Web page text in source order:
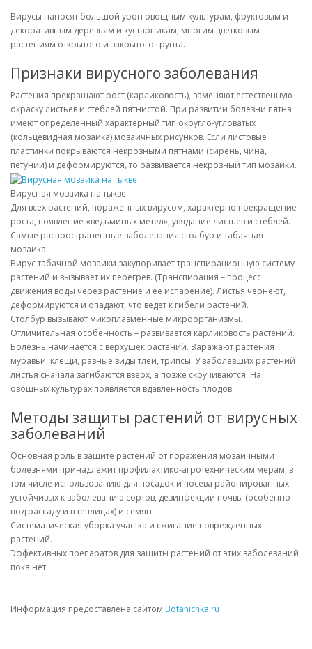
Вирусы наносят большой урон овощным культурам, фруктовым и
декоративным деревьям и кустарникам, многим цветковым
растениям открытого и закрытого грунта.
Признаки вирусного заболевания
Растения прекращают рост (карликовость), заменяют естественную
окраску листьев и стеблей пятнистой. При развитии болезни пятна
имеют определенный характерный тип округло-угловатых
(кольцевидная мозаика) мозаичных рисунков. Если листовые
пластинки покрываются некрозными пятнами (сирень, чина,
петунии) и деформируются, то развивается некрозный тип мозаики.
Вирусная мозаика на тыкве
Для всех растений, пораженных вирусом, характерно прекращение
роста, появление «ведьминых метел», увядание листьев и стеблей.
Самые распространенные заболевания столбур и табачная
мозаика.
Вирус табачной мозаики закупоривает транспирационную систему
растений и вызывает их перегрев. (Транспирация – процесс
движения воды через растение и ее испарение). Листья чернеют,
деформируются и опадают, что ведет к гибели растений.
Столбур вызывают микоплазменные микроорганизмы.
Отличительная особенность – развивается карликовость растений.
Болезнь начинается с верхушек растений. Заражают растения
муравьи, клещи, разные виды тлей, трипсы. У заболевших растений
листья сначала загибаются вверх, а позже скручиваются. На
овощных культурах появляется вдавленность плодов.
Методы защиты растений от вирусных
заболеваний
Основная роль в защите растений от поражения мозаичными
болезнями принадлежит профилактико-агротехническим мерам, в
том числе использованию для посадок и посева районированных
устойчивых к заболеванию сортов, дезинфекции почвы (особенно
под рассаду и в теплицах) и семян.
Систематическая уборка участка и сжигание поврежденных
растений.
Эффективных препаратов для защиты растений от этих заболеваний
пока нет.
Информация предоставлена сайтом Botanichka.ru